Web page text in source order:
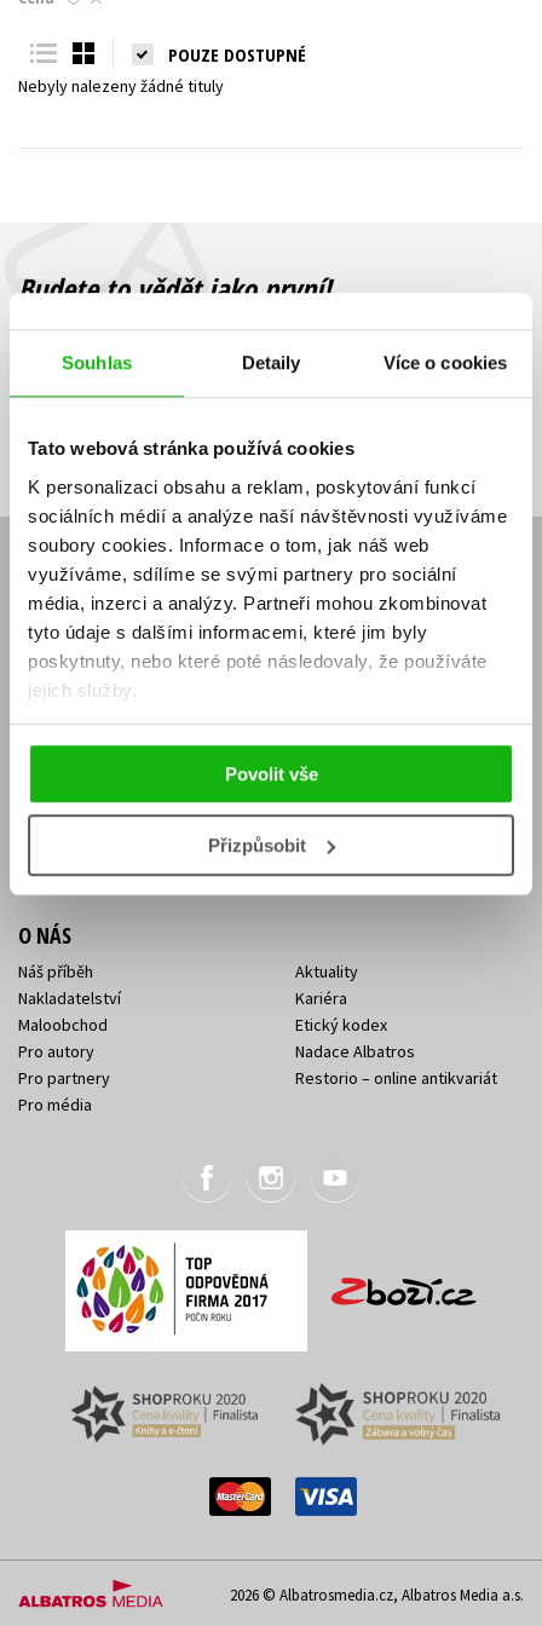
Souhlas Detaily Více o cookies
Tato webová stránka používá cookies
K personalizaci obsahu a reklam, poskytování funkcí
sociálních médií a analýze naší návštěvnosti využíváme
soubory cookies. Informace o tom, jak náš web
využíváme, sdílíme se svými partnery pro sociální
média, inzerci a analýzy. Partneři mohou zkombinovat
tyto údaje s dalšími informacemi, které jim byly
poskytnuty, nebo které poté následovaly, že používáte
jejich služby.
Povolit vše
Přizpůsobit
Young adult (SK)
Všechny tituly
POUZE DOSTUPNÉ
Nebyly nalezeny žádné tituly
Budete to vědět jako první!
Zajímá Vás, jaký knižní hit právě vychází, na jaké zboží je výhodná
sleva, jaká běží soutěž o ceny? Přihlášením k odběru našich e-
souhlasíte se zpracováním osobních údajů
mailová
adresa
mailová
adresa
Vaše e-mailová adresa Přihlásit se
E-SHOP
Aktuality
Naši autoři
Obchodní podmínky
Jak nakoupit
Knižní novinky
Dárkové poukazy
Affiliate program
KONTAKTY
Sídlo společnosti
Kontakty Albatros Media
O NÁS
Náš příběh
Nakladatelství
Maloobchod
Pro autory
Pro partnery
Pro média
Aktuality
Kariéra
Etický kodex
Nadace Albatros
Restorio – online antikvariát
2026 © Albatrosmedia.cz, Albatros Media a.s.